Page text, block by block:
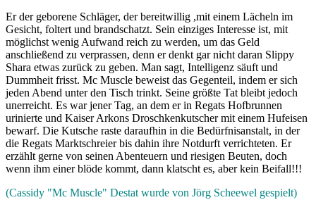
Er der geborene Schläger, der bereitwillig ,mit einem Lächeln im
Gesicht, foltert und brandschatzt. Sein einziges Interesse ist, mit
möglichst wenig Aufwand reich zu werden, um das Geld
anschließend zu verprassen, denn er denkt gar nicht daran Slippy
Shara etwas zurück zu geben. Man sagt, Intelligenz säuft und
Dummheit frisst. Mc Muscle beweist das Gegenteil, indem er sich
jeden Abend unter den Tisch trinkt. Seine größte Tat bleibt jedoch
unerreicht. Es war jener Tag, an dem er in Regats Hofbrunnen
urinierte und Kaiser Arkons Droschkenkutscher mit einem Hufeisen
bewarf. Die Kutsche raste daraufhin in die Bedürfnisanstalt, in der
die Regats Marktschreier bis dahin ihre Notdurft verrichteten. Er
erzählt gerne von seinen Abenteuern und riesigen Beuten, doch
wenn ihm einer blöde kommt, dann klatscht es, aber kein Beifall!!!
(Cassidy "Mc Muscle" Destat wurde von Jörg Scheewel gespielt)